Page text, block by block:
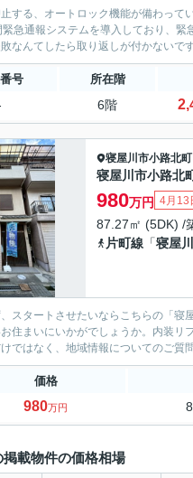
する、オートロック機能が備わっ
急通報システムを導入しており、
なんてしたら取り返しが付かないで
号 所在階
6階
寝屋川市小路北町
寝屋川市小路北
980万円 4月13
87.27㎡ (5DK) /
片町線 「寝屋
スタートさせたいならこちらの「
住まいにいかがでしょうか。内装リ
ではなく、地域情報についてのご質
価格
980万円
載物件の価格相場